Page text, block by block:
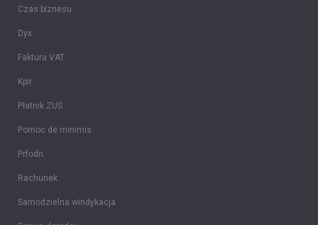
Czas biznesu
Dyx
Faktura VAT
Kpir
Płatnik ZUS
Pomoc de minimis
Prfodn
Rachunek
Samodzielna windykacja